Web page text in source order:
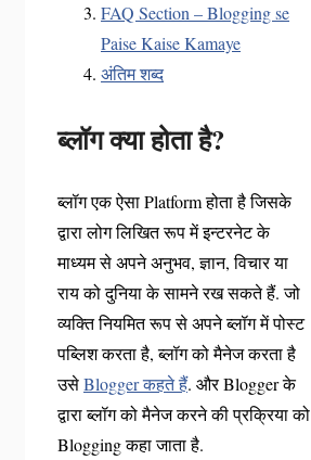
FAQ Section – Blogging se
Paise Kaise Kamaye
अंतिम शब्द
ब्लॉग क्या होता है?
ब्लॉग एक ऐसा Platform होता है जिसके
द्वारा लोग लिखित रूप में इन्टरनेट के
माध्यम से अपने अनुभव, ज्ञान, विचार या
राय को दुनिया के सामने रख सकते हैं. जो
व्यक्ति नियमित रूप से अपने ब्लॉग में पोस्ट
पब्लिश करता है, ब्लॉग को मैनेज करता है
उसेBlogger कहते हैं. और Blogger के
द्वारा ब्लॉग को मैनेज करने की प्रक्रिया को
Blogging कहा जाता है.